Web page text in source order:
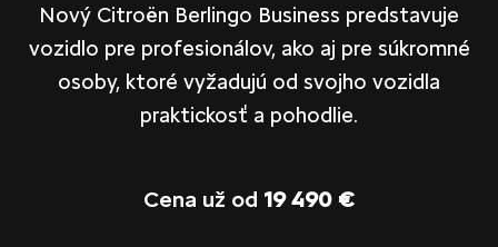
Nový Citroën Berlingo Business predstavuje
vozidlo pre profesionálov, ako aj pre súkromné
osoby, ktoré vyžadujú od svojho vozidla
praktickosť a pohodlie.
Cena už od 19 490 €